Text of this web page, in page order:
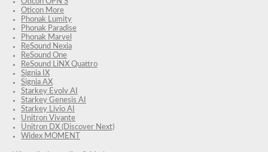
Oticon More
Phonak Lumity
Phonak Paradise
Phonak Marvel
ReSound Nexia
ReSound One
ReSound LiNX Quattro
Signia IX
Signia AX
Starkey Evolv AI
Starkey Genesis AI
Starkey Livio AI
Unitron Vivante
Unitron DX (Discover Next)
Widex MOMENT